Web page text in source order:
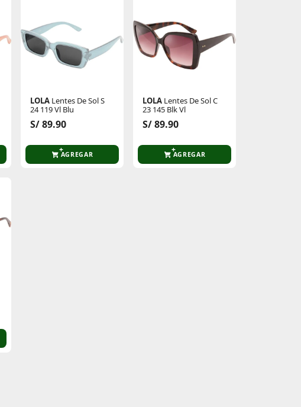
LOLALentes De Sol S
24 119 Vl Blu
S/ 89.90
AGREGAR
LOLALentes De Sol C
23 145 Blk Vl
S/ 89.90
AGREGAR